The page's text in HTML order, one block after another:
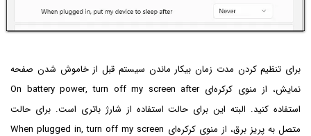
برای تنظیم کردن مدت زمان بیکار ماندن سیستم قبل از خاموش شدن صفحه
نمایش، از منوی کرکره‌ای On battery power, turn off my screen after
استفاده کنید. البته این برای حالت استفاده از شارژ باتری است. برای حالت
متصل به پریز برق، از منوی کرکره‌ای When plugged in, turn off my screen